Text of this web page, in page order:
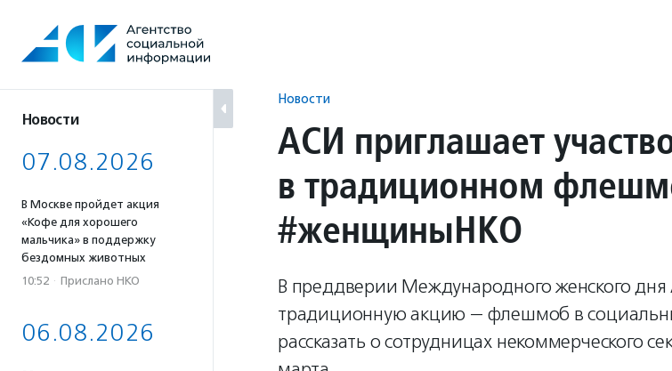
содержанию
Новости
07.08.2026
В Москве пройдет акция
«Кофе для хорошего
мальчика» в поддержку
бездомных животных
10:52 · Прислано НКО
06.08.2026
Новости
АСИ приглашает
в традиционном
#женщиныНКО
В преддверии Международного женского дня
традиционную акцию — флешмоб в
рассказать о сотрудницах некоммерческого